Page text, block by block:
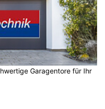
Garagentore für Ihr